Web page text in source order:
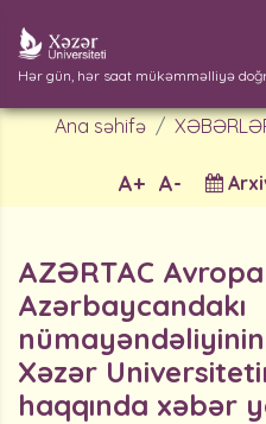
Hər gün, hər saat mükəmməlliyə
Ana səhifə
A-
A+
AZƏRTAC
Azərbaycandakı
Xəzər
haqqında xəbər